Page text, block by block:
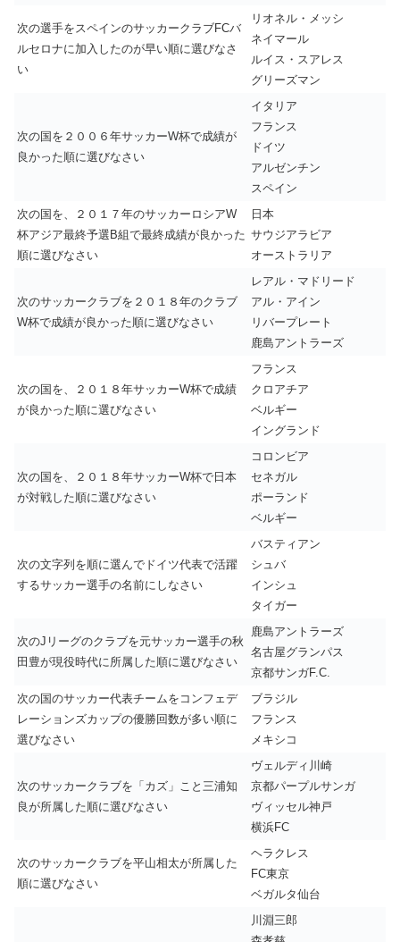
次の選手をスペインのサッカークラブFCバ
ルセロナに加入したのが早い順に選びなさ
い
リオネル・メッシ
ネイマール
ルイス・スアレス
グリーズマン
次の国を２００６年サッカーW杯で成績が
良かった順に選びなさい
イタリア
フランス
ドイツ
アルゼンチン
スペイン
次の国を、２０１７年のサッカーロシアW
杯アジア最終予選B組で最終成績が良かった
順に選びなさい
日本
サウジアラビア
オーストラリア
次のサッカークラブを２０１８年のクラブ
W杯で成績が良かった順に選びなさい
レアル・マドリード
アル・アイン
リバープレート
鹿島アントラーズ
次の国を、２０１８年サッカーW杯で成績
が良かった順に選びなさい
フランス
クロアチア
ベルギー
イングランド
次の国を、２０１８年サッカーW杯で日本
が対戦した順に選びなさい
コロンビア
セネガル
ポーランド
ベルギー
次の文字列を順に選んでドイツ代表で活躍
するサッカー選手の名前にしなさい
バスティアン
シュバ
インシュ
タイガー
次のJリーグのクラブを元サッカー選手の秋
田豊が現役時代に所属した順に選びなさい
鹿島アントラーズ
名古屋グランパス
京都サンガF.C.
次の国のサッカー代表チームをコンフェデ
レーションズカップの優勝回数が多い順に
選びなさい
ブラジル
フランス
メキシコ
次のサッカークラブを「カズ」こと三浦知
良が所属した順に選びなさい
ヴェルディ川崎
京都パープルサンガ
ヴィッセル神戸
横浜FC
次のサッカークラブを平山相太が所属した
順に選びなさい
ヘラクレス
FC東京
ベガルタ仙台
川淵三郎